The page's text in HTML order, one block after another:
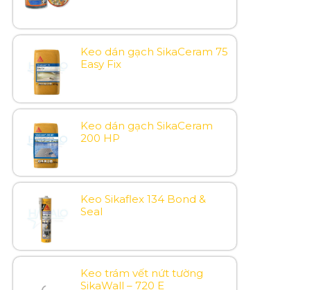
Keo dán gạch SikaCeram 75
Easy Fix
Keo dán gạch SikaCeram
200 HP
Keo Sikaflex 134 Bond &
Seal
Keo trám vết nứt tường
SikaWall – 720 E